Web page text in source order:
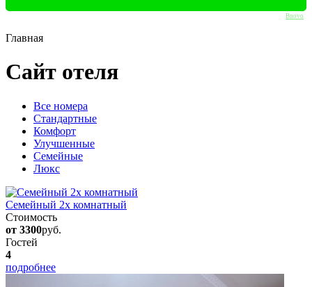
Bnovo
Главная
Сайт отеля
Вcе номера
Стандартные
Комфорт
Улучшенные
Семейные
Люкс
Семейный 2х комнатный
Стоимость
от 3300руб.
Гостей
4
подробнее